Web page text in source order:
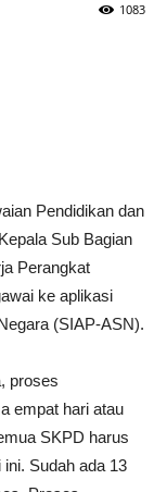
1083
Pendidikan dan
Sub Bagian
Perangkat
ke aplikasi
(SIAP-ASN).
proses
empat hari atau
SKPD harus
Sudah ada 13